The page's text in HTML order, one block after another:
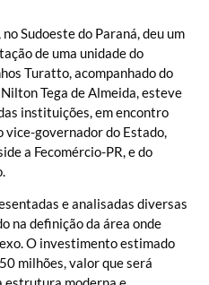
Sudoeste do Paraná, deu um
de uma unidade do
Turatto, acompanhado do
Tega de Almeida, esteve
instituições, em encontro
vice-governador do Estado,
a Fecomércio-PR, e do
e analisadas diversas
na definição da área onde
O investimento estimado
milhões, valor que será